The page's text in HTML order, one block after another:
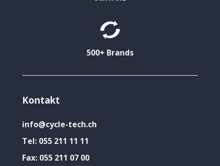
500+ Brands
Kontakt
info@cycle-tech.ch
Tel: 055 211 11 11
Fax: 055 211 07 00